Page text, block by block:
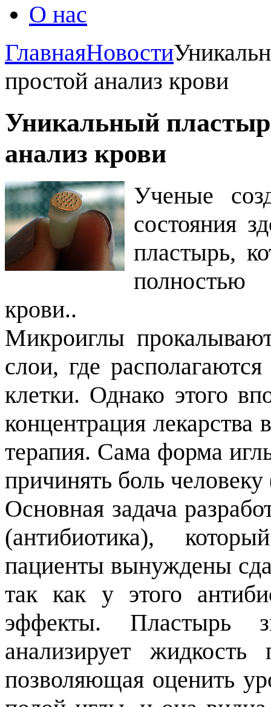
О нас
ГлавнаяНовости
простой анализ крови
Уникальный
анализ крови
Ученые
состояния
пластырь,
полностью
крови..
Микроиглы
слои, где
клетки. Однако этого
концентрация
терапия. Сама форма
причинять боль
Основная задача
(антибиотика),
пациенты вынуждены
так как у этого
эффекты. Пластырь
анализирует
позволяющая оценить